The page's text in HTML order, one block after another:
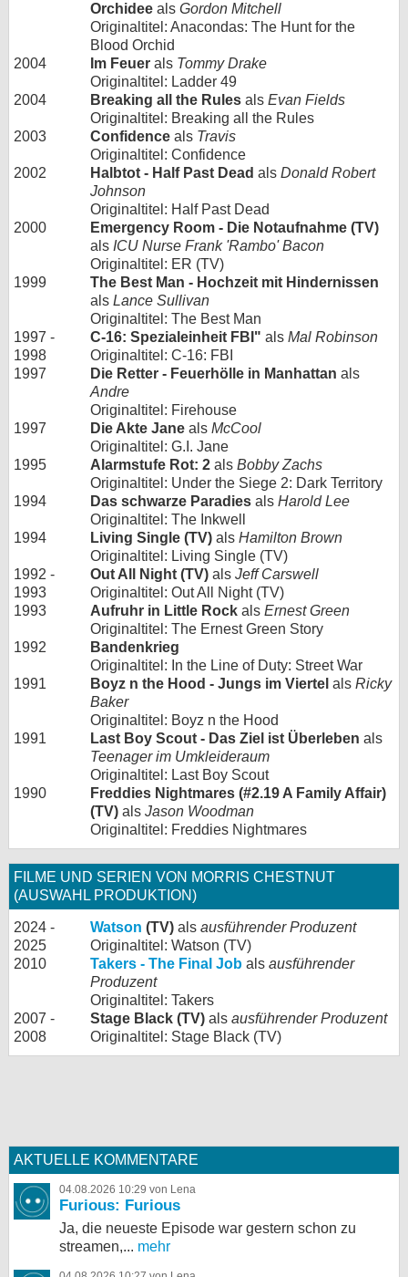
Orchidee als Gordon Mitchell
Originaltitel: Anacondas: The Hunt for the
Blood Orchid
2004
Im Feuer als Tommy Drake
Originaltitel: Ladder 49
2004
Breaking all the Rules als Evan Fields
Originaltitel: Breaking all the Rules
2003
Confidence als Travis
Originaltitel: Confidence
2002
Halbtot - Half Past Dead als Donald Robert
Johnson
Originaltitel: Half Past Dead
2000
Emergency Room - Die Notaufnahme (TV)
als ICU Nurse Frank 'Rambo' Bacon
Originaltitel: ER (TV)
1999
The Best Man - Hochzeit mit Hindernissen
als Lance Sullivan
Originaltitel: The Best Man
1997 -
1998
C-16: Spezialeinheit FBI" als Mal Robinson
Originaltitel: C-16: FBI
1997
Die Retter - Feuerhölle in Manhattan als
Andre
Originaltitel: Firehouse
1997
Die Akte Jane als McCool
Originaltitel: G.I. Jane
1995
Alarmstufe Rot: 2 als Bobby Zachs
Originaltitel: Under the Siege 2: Dark Territory
1994
Das schwarze Paradies als Harold Lee
Originaltitel: The Inkwell
1994
Living Single (TV) als Hamilton Brown
Originaltitel: Living Single (TV)
1992 -
1993
Out All Night (TV) als Jeff Carswell
Originaltitel: Out All Night (TV)
1993
Aufruhr in Little Rock als Ernest Green
Originaltitel: The Ernest Green Story
1992
Bandenkrieg
Originaltitel: In the Line of Duty: Street War
1991
Boyz n the Hood - Jungs im Viertel als Ricky
Baker
Originaltitel: Boyz n the Hood
1991
Last Boy Scout - Das Ziel ist Überleben als
Teenager im Umkleideraum
Originaltitel: Last Boy Scout
1990
Freddies Nightmares (#2.19 A Family Affair)
(TV) als Jason Woodman
Originaltitel: Freddies Nightmares
FILME UND SERIEN VON MORRIS CHESTNUT
(AUSWAHL PRODUKTION)
2024 -
2025
Watson (TV) als ausführender Produzent
Originaltitel: Watson (TV)
2010
Takers - The Final Job als ausführender
Produzent
Originaltitel: Takers
2007 -
2008
Stage Black (TV) als ausführender Produzent
Originaltitel: Stage Black (TV)
AKTUELLE KOMMENTARE
04.08.2026 10:29 von Lena
Furious: Furious
Ja, die neueste Episode war gestern schon zu
streamen,... mehr